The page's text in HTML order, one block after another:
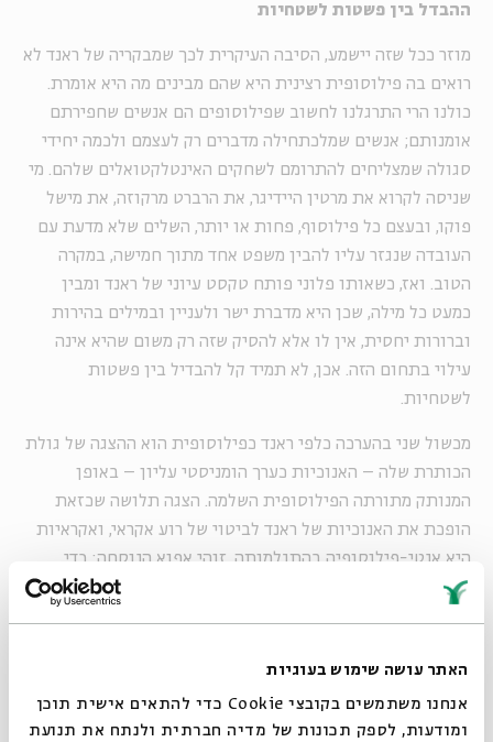
האתר עושה שימוש בעוגיות
אנחנו משתמשים בקובצי Cookie כדי להתאים אישית תוכן
ומודעות, לספק תכונות של מדיה חברתית ולנתח את תנועת
ההבדל בין פשטות לשטחיות
מוזר ככל שזה יישמע, הסיבה העיקרית לכך שמבקריה של ראנד לא
רואים בה פילוסופית רצינית היא שהם מבינים מה היא אומרת.
כולנו הרי התרגלנו לחשוב שפילוסופים הם אנשים שחפירתם
אומנותם; אנשים שמלכתחילה מדברים רק לעצמם ולכמה יחידי
סגולה שמצליחים להתרומם לשחקים האינטלקטואלים שלהם. מי
שניסה לקרוא את מרטין היידיגר, את הרברט מרקוזה, את מישל
פוקו, ובעצם כל פילוסוף, פחות או יותר, השלים שלא מדעת עם
העובדה שנגזר עליו להבין משפט אחד מתוך חמישה, במקרה
הטוב. ואז, כשאותו פלוני פותח טקסט עיוני של ראנד ומבין
כמעט כל מילה, שכן היא מדברת ישר ולעניין ובמילים בהירות
וברורות יחסית, אין לו אלא להסיק שזה רק משום שהיא אינה
עילוי בתחום הזה. אכן, לא תמיד קל להבדיל בין פשטות
לשטחיות.
מכשול שני בהערכה כלפי ראנד כפילוסופית הוא ההצגה של גולת
הכותרת שלה – האנוכיות כערך הומניסטי עליון – באופן
המנותק מתורתה הפילוסופית השלמה. הצגה תלושה שכזאת
הופכת את האנוכיות של ראנד לביטוי של רוע אקראי, ואקראיות
היא אנטי-פילוסופיה בהתגלמותה. זוהי אפוא הנוסחה: כדי
לתעב את ראנד, די לראות אותה כקריקטורה, אבל כדי להפריך
דעה אך ורק על סמך הערכה של אחרים זה כמו לשפוט ספר על
סמך ביקורת ב"ניו יורק טיימס").